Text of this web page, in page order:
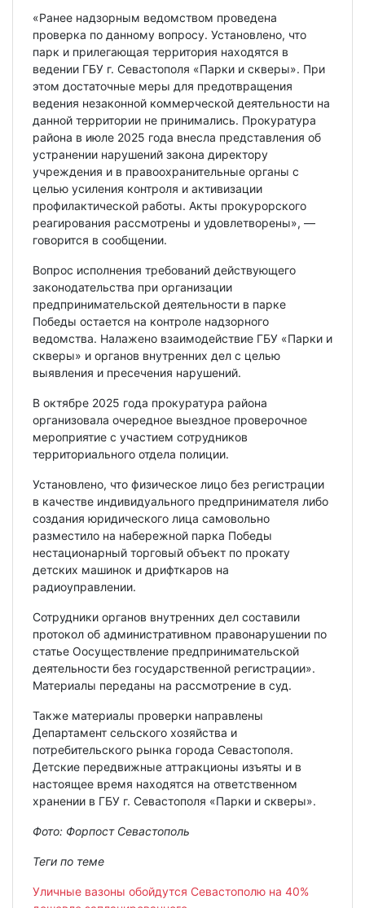
«Ранее надзорным ведомством проведена
проверка по данному вопросу. Установлено, что
парк и прилегающая территория находятся в
ведении ГБУ г. Севастополя «Парки и скверы». При
этом достаточные меры для предотвращения
ведения незаконной коммерческой деятельности на
данной территории не принимались. Прокуратура
района в июле 2025 года внесла представления об
устранении нарушений закона директору
учреждения и в правоохранительные органы с
целью усиления контроля и активизации
профилактической работы. Акты прокурорского
реагирования рассмотрены и удовлетворены», —
говорится в сообщении.
Вопрос исполнения требований действующего
законодательства при организации
предпринимательской деятельности в парке
Победы остается на контроле надзорного
ведомства. Налажено взаимодействие ГБУ «Парки и
скверы» и органов внутренних дел с целью
выявления и пресечения нарушений.
В октябре 2025 года прокуратура района
организовала очередное выездное проверочное
мероприятие с участием сотрудников
территориального отдела полиции.
Установлено, что физическое лицо без регистрации
в качестве индивидуального предпринимателя либо
создания юридического лица самовольно
разместило на набережной парка Победы
нестационарный торговый объект по прокату
детских машинок и дрифткаров на
радиоуправлении.
Сотрудники органов внутренних дел составили
протокол об административном правонарушении по
статье Оосуществление предпринимательской
деятельности без государственной регистрации».
Материалы переданы на рассмотрение в суд.
Также материалы проверки направлены
Департамент сельского хозяйства и
потребительского рынка города Севастополя.
Детские передвижные аттракционы изъяты и в
настоящее время находятся на ответственном
хранении в ГБУ г. Севастополя «Парки и скверы».
Фото: Форпост Севастополь
Теги по теме
Уличные вазоны обойдутся Севастополю на 40%